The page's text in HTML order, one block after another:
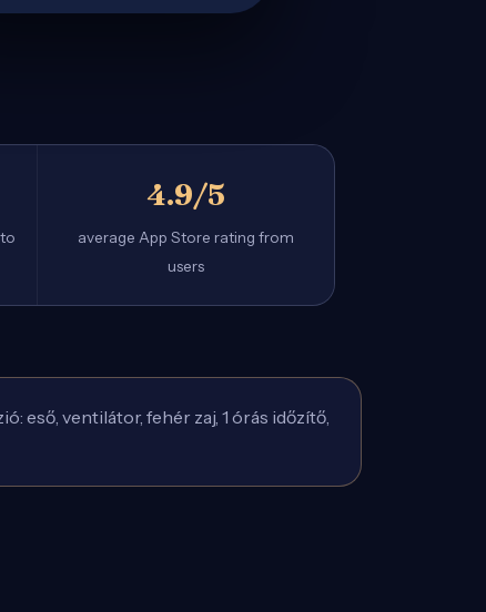
4.9/5
average App Store rating from
users
eső, ventilátor, fehér zaj, 1 órás időzítő,